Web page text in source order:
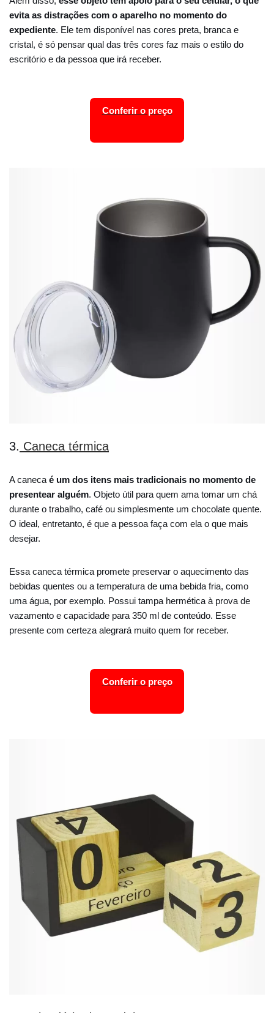
evita as distrações com o aparelho no momento do
expediente. Ele tem disponível nas cores preta, branca e
cristal, é só pensar qual das três cores faz mais o estilo do
escritório e da pessoa que irá receber.
Conferir o preço
3. Caneca térmica
A caneca é um dos itens mais tradicionais no momento de
presentear alguém. Objeto útil para quem ama tomar um chá
durante o trabalho, café ou simplesmente um chocolate quente.
O ideal, entretanto, é que a pessoa faça com ela o que mais
desejar.
Essa caneca térmica promete preservar o aquecimento das
bebidas quentes ou a temperatura de uma bebida fria, como
uma água, por exemplo. Possui tampa hermética à prova de
vazamento e capacidade para 350 ml de conteúdo. Esse
presente com certeza alegrará muito quem for receber.
Conferir o preço